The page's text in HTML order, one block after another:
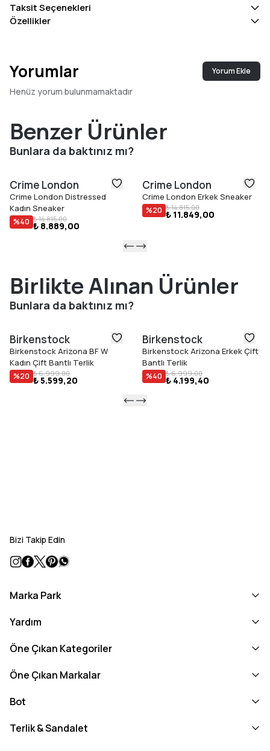
Taksit Seçenekleri
Özellikler
Yorumlar Yorum Ekle
Henüz yorum bulunmamaktadır
Benzer Ürünler
Bunlara da baktınız mı?
Crime London
Crime London Distressed
Kadın Sneaker
%40 ₺ 14.815,00
₺ 8.889,00
Crime London
Crime London Erkek Sneaker
%20 ₺ 14.815,00
₺ 11.849,00
Birlikte Alınan Ürünler
Bunlara da baktınız mı?
Birkenstock
Birkenstock Arizona BF W
Kadın Çift Bantlı Terlik
%20 ₺ 6.999,00
₺ 5.599,20
Birkenstock
Birkenstock Arizona Erkek Çift
Bantlı Terlik
%40 ₺ 6.999,00
₺ 4.199,40
Bizi Takip Edin
Marka Park
Yardım
Öne Çıkan Kategoriler
Öne Çıkan Markalar
Bot
Terlik & Sandalet